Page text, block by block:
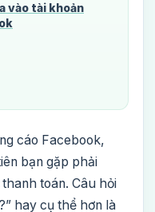
vào tài khoản
cáo Facebook,
bạn gặp phải
toán. Câu hỏi
hay cụ thể hơn là